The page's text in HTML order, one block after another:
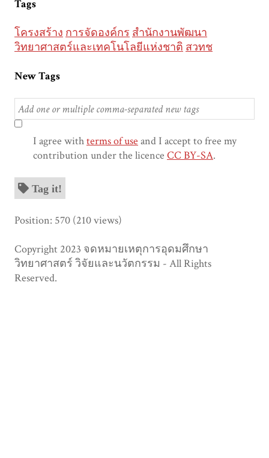
Tags
โครงสร้าง การจัดองค์กร สำนักงานพัฒนา
วิทยาศาสตร์และเทคโนโลยีแห่งชาติ สวทช
New Tags
I agree withterms of use and I accept to free my
contribution under the licence CC BY-SA.
Tag it!
Position: 570 (210views)
Copyright 2023 จดหมายเหตุการอุดมศึกษา
วิทยาศาสตร์ วิจัยและนวัตกรรม - All Rights
Reserved.